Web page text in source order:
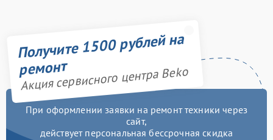
Получите 1500 рублей на
ремонт
Акция сервисного центра Beko
При оформлении заявки на ремонт техники через
сайт,
действует персональная бессрочная скидка